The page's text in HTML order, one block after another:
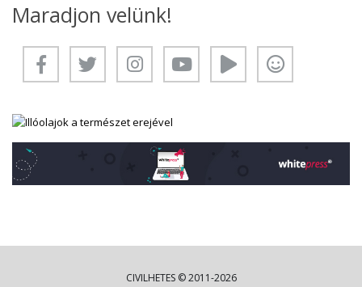
Maradjon velünk!
CIVILHETES © 2011-2026